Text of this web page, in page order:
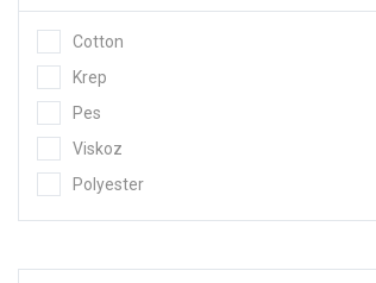
Cotton
Krep
Pes
Viskoz
Polyester